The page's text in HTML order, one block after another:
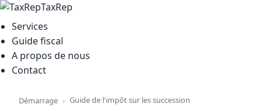
TaxRep
Services
Guide fiscal
A propos de nous
Contact
Démarrage Guide de l'impôt sur les successions, la fortune et la